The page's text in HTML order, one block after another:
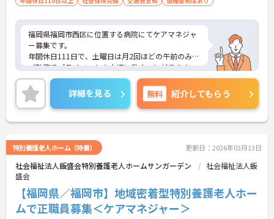
福岡県福岡市西区に位置する病院にてケアマネジャ
ー募集です。
年間休日111日で、土曜日は月2回ほどの午前のみの
ご勤務でプライベートを大切に働くことができま
す。
ご興味のある方には、面接対策ポイントなど、さら
に詳細をお話しいたしますので、お気軽にご相談く
ださい。
詳細を見る 無料 紹介してもらう
特別養護老人ホーム（特養） 更新日：2026年03月13日
社会福祉法人飯盛会特別養護老人ホームサンガーデン
社会福祉法人飯
盛会
【福岡県／福岡市】地域密着型特別養護老人ホー
ムで正職員募集＜ケアマネジャー＞